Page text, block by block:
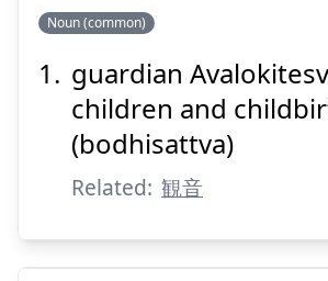
子
安
観
音
こ
やす
かん
のん
Noun (common)
guardian
children and
(bodhisattva)
Related: 観音